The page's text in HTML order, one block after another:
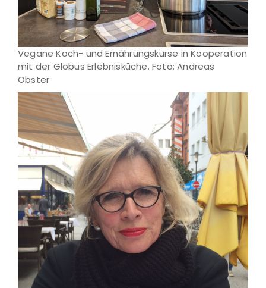
Vegane Koch- und Ernährungskurse in Kooperation
mit der Globus Erlebnisküche. Foto: Andreas
Obster